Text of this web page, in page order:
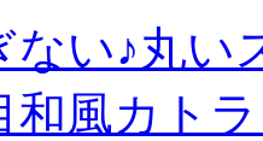
ない♪丸い
和風カト